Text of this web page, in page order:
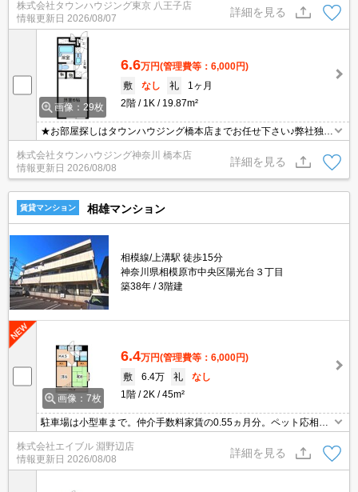
株式会社タウンハウジング東京 八王子店
情報更新日 2026/08/07
詳細を見る
画像：29枚
6.6万円(管理費等：6,000円)
敷
なし 礼
1ヶ月
2階
1K 19.87m²
★お部屋探しはタウンハウジング橋本店までお任せ下さい♪弊社独自
のネットワークにより、取扱い物件数には自信があります！他社の
物件もご紹介・ご案内可能です！★
株式会社タウンハウジング神奈川 橋本店
情報更新日 2026/08/08
詳細を見る
賃貸マンション 相雄マンション
相模線/上溝駅 徒歩15分
神奈川県相模原市中央区陽光台３丁目
築38年
3階建
画像：7枚
6.4万円(管理費等：6,000円)
敷
6.4万 礼
なし
1階
2K 45m²
駐車場は小型車まで。仲介手数料家賃の0.55ヵ月分。ペット応相
談。ペット飼育の場合、敷金2ヶ月。人気のファミリー向け物件。
退去時の室内清掃費、畳表替え実費。引越指定業者あり。閑静な住
宅街。
株式会社エイブル 淵野辺店
情報更新日 2026/08/08
詳細を見る